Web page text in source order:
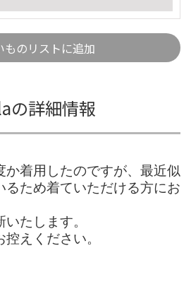
ものリストに追加
の詳細情報
か着用したのですが、最近似
るため着ていただける方にお
たします。
えください。